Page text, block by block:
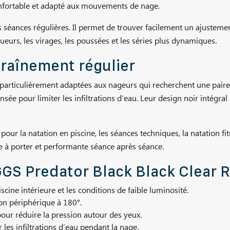
et adapté aux mouvements de nage.
régulières. Il permet de trouver facilement un
les virages, les poussées et les séries plus dynamiques.
régulier
adaptées aux nageurs qui recherchent une
pour limiter les infiltrations d’eau. Leur design noir
la natation en piscine, les séances techniques, la natation
porter et performante séance après séance.
Predator Black Black Clear
intérieure et les conditions de faible luminosité.
périphérique à 180°.
réduire la pression autour des yeux.
infiltrations d’eau pendant la nage.